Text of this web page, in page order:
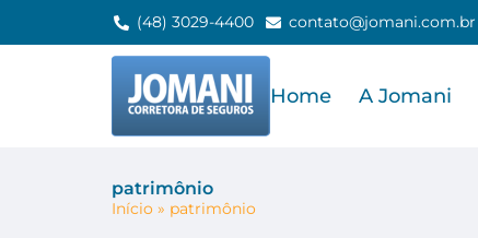
(48) 3029-4400 contato@jomani.com.br
Home A Jomani
patrimônio
Início » patrimônio